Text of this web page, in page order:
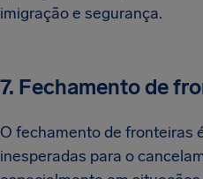
imigração e segurança.
7. Fechamento de
O fechamento de fronteiras
inesperadas para o